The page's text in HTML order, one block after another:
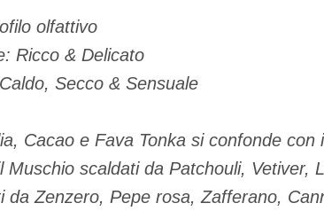
olfattivo
Ricco & Delicato
Secco & Sensuale
Cacao e Fava Tonka si confonde con
Muschio scaldati da Patchouli, Vetiver,
da Zenzero, Pepe rosa, Zafferano,